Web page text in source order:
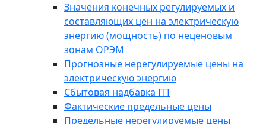
Значения конечных регулируемых и
составляющих цен на электрическую
энергию (мощность) по неценовым
зонам ОРЭМ
Прогнозные нерегулируемые цены на
электрическую энергию
Сбытовая надбавка ГП
Фактические предельные цены
Предельные нерегулируемые цены